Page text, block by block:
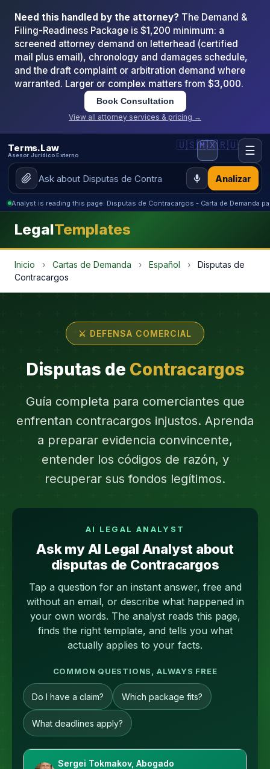
Need this handled by the attorney? The Demand &
Filing-Readiness Package is $1,200 minimum: a
screened attorney demand on letterhead (certified
mail plus email), chronology and damages schedule,
and the draft complaint or arbitration demand where
warranted. Larger or complex matters from $3,000.
Book Consultation
View all attorney services & pricing →
Terms.Law
Asesor Jurídico Externo
Analizar
🇺🇸🇲🇽🇷🇺 ☰
Analyst is reading this page: Disputas de Contracargos - Carta de Demanda
LegalTemplates
Inicio › Cartas de Demanda › Español ›
Disputas de
Contracargos
⚔️ DEFENSA COMERCIAL
Disputas de Contracargos
Guía completa para comerciantes que
enfrentan contracargos injustos. Aprenda
a preparar evidencia convincente,
entender los códigos de razón, y
recuperar sus fondos legítimos.
AI LEGAL ANALYST
Ask my AI Legal Analyst about
disputas de Contracargos
Tap a question for an instant answer, free and
without an email, or describe what happened in
your own words. The analyst reads this page,
finds the right template, and tells you what
actually applies to your facts.
COMMON QUESTIONS, ALWAYS FREE
Do I have a claim? Which package fits?
What deadlines apply?
Sergei Tokmakov, Abogado